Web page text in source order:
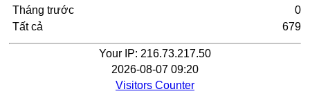
Tháng trước
Tất cả
0
679
Your IP: 216.73.217.50
2026-08-07 09:20
Visitors Counter